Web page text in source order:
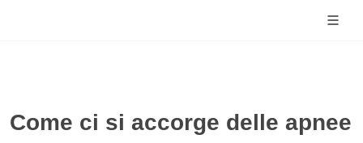
Come ci si accorge delle apnee